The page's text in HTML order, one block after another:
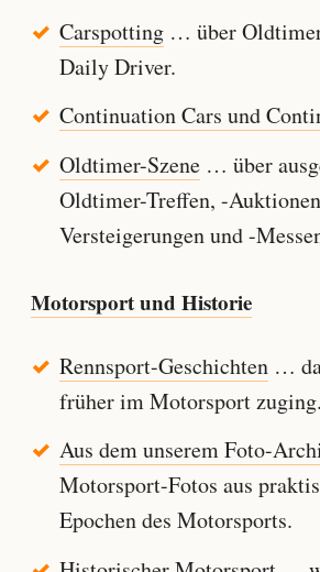
Carspotting… über
Daily Driver.
Continuation Cars und
Oldtimer-Szene… über
Oldtimer-Treffen, -
Versteigerungen und -
Motorsport und Historie
Rennsport-Geschichten…
früher im Motorsport zuging.
Aus dem unserem Foto-
Motorsport-Fotos aus
Epochen des Motorsports.